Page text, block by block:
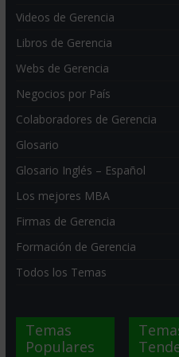
Videos de Gerencia
Libros de Gerencia
Webs de Gerencia
Negocios por País
Colaboradores de Gerencia
Glosario
Glosario Inglés – Español
Los mejores MBA
Firmas de Gerencia
Formación de Gerencia
Todos los Temas
Temas
Populares